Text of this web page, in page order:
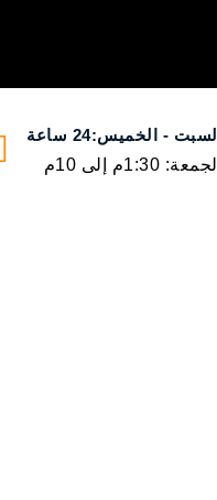
السبت - الخميس:24 ساعة
الجمعة: 1:30م إلى 10م